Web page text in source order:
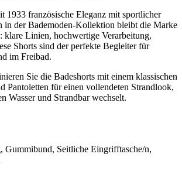
1933 französische Eleganz mit sportlicher
in der Bademoden-Kollektion bleibt die Marke
klare Linien, hochwertige Verarbeitung,
Shorts sind der perfekte Begleiter für
im Freibad.
Sie die Badeshorts mit einem klassischen
Pantoletten für einen vollendeten Strandlook,
Wasser und Strandbar wechselt.
Gummibund, Seitliche Eingrifftasche/n,